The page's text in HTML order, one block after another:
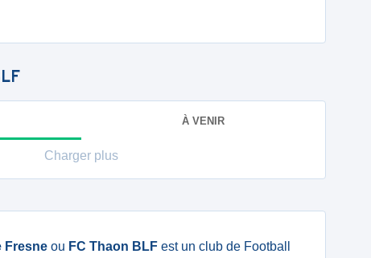
À VENIR
Charger plus
Fresne ou FC Thaon BLF est un club de Football